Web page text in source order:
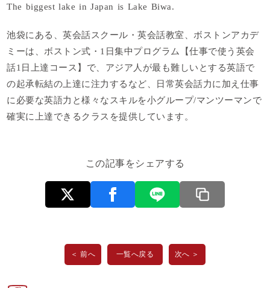
The biggest lake in Japan is Lake Biwa.
池袋にある、英会話スクール・英会話教室、ボストンアカデ
ミーは、ボストン式・1日集中プログラム【仕事で使う英会
話1日上達コース】で、アジア人が最も難しいとする英語で
の起承転結の上達に注力するなど、日常英会話力に加え仕事
に必要な英語力と様々なスキルを小グループ/マンツーマンで
確実に上達できるクラスを提供しています。
この記事をシェアする
＜ 前へ 一覧へ戻る 次へ ＞